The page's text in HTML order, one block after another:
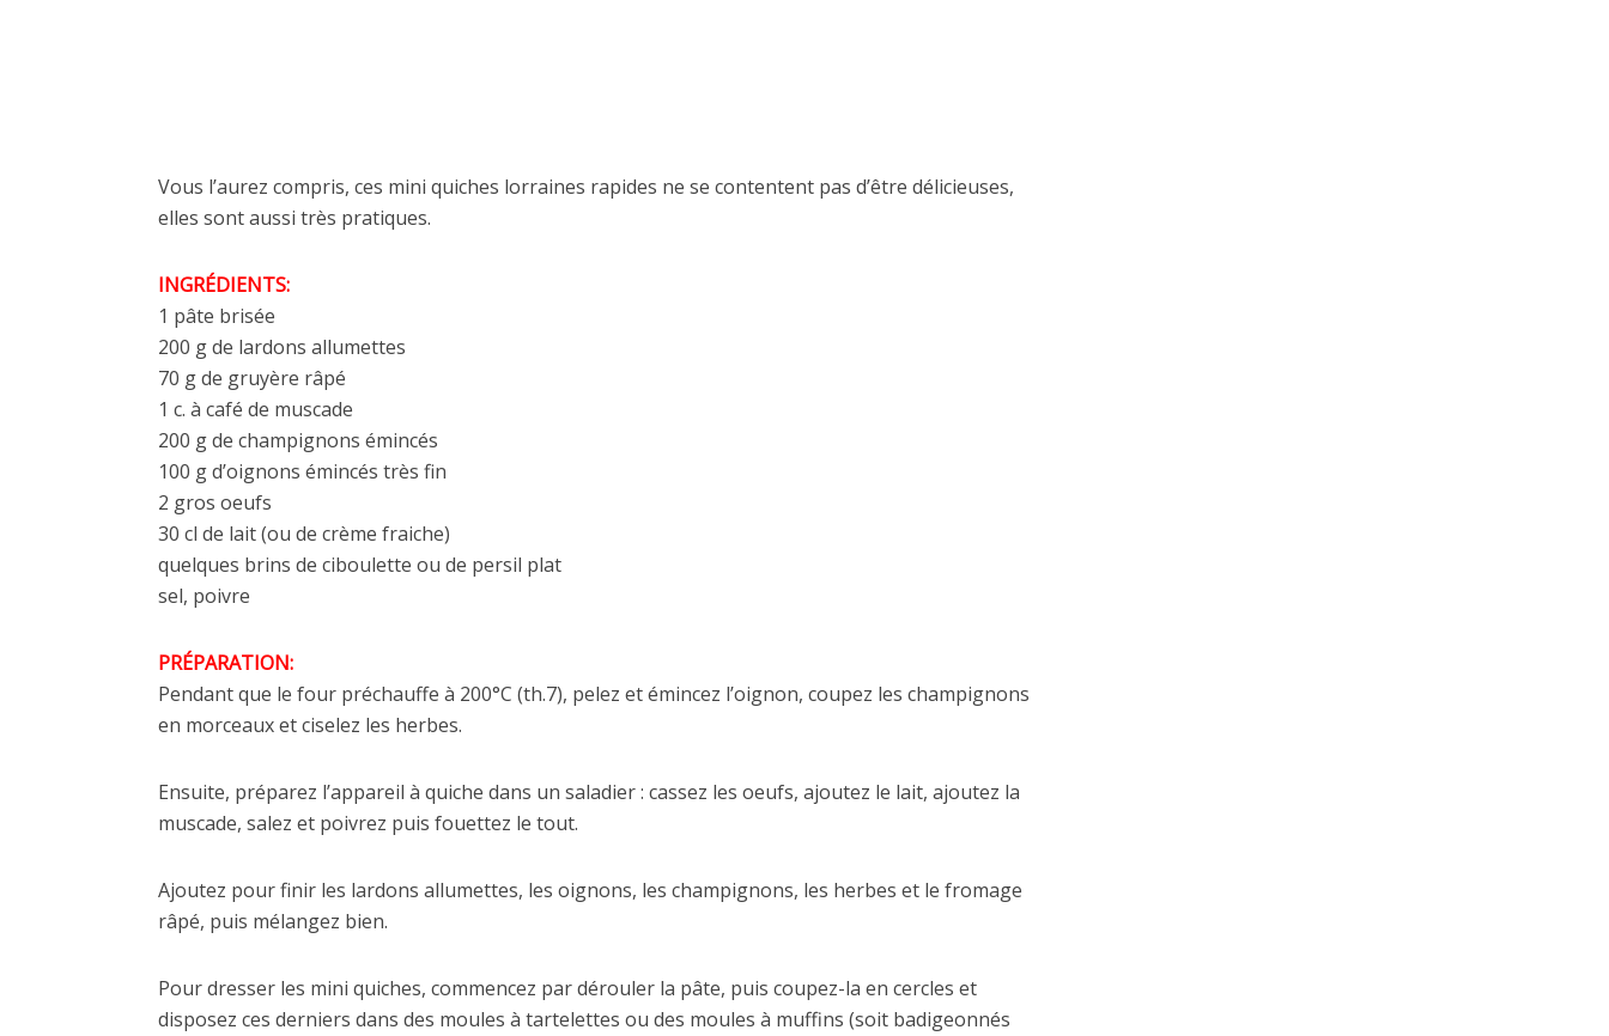
Vous l’aurez compris, ces mini quiches lorraines rapides ne se contentent pas d’être délicieuses,
elles sont aussi très pratiques.
INGRÉDIENTS:
1 pâte brisée
200 g de lardons allumettes
70 g de gruyère râpé
1 c. à café de muscade
200 g de champignons émincés
100 g d’oignons émincés très fin
2 gros oeufs
30 cl de lait (ou de crème fraiche)
quelques brins de ciboulette ou de persil plat
sel, poivre
PRÉPARATION:
Pendant que le four préchauffe à 200°C (th.7), pelez et émincez l’oignon, coupez les champignons
en morceaux et ciselez les herbes.
Ensuite, préparez l’appareil à quiche dans un saladier : cassez les oeufs, ajoutez le lait, ajoutez la
muscade, salez et poivrez puis fouettez le tout.
Ajoutez pour finir les lardons allumettes, les oignons, les champignons, les herbes et le fromage
râpé, puis mélangez bien.
Pour dresser les mini quiches, commencez par dérouler la pâte, puis coupez-la en cercles et
disposez ces derniers dans des moules à tartelettes ou des moules à muffins (soit badigeonnés